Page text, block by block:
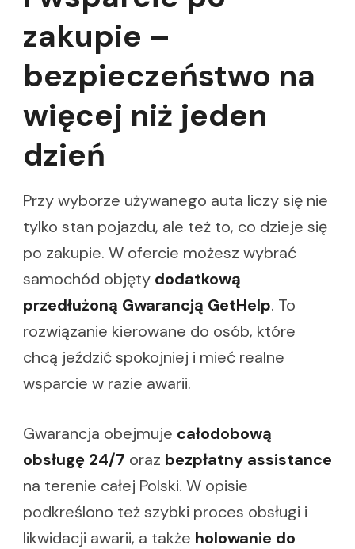
zakupie –
bezpieczeństwo na
więcej niż jeden
dzień
Przy wyborze używanego auta liczy się nie
tylko stan pojazdu, ale też to, co dzieje się
po zakupie. W ofercie możesz wybrać
samochód objęty dodatkową
przedłużoną Gwarancją GetHelp. To
rozwiązanie kierowane do osób, które
chcą jeździć spokojniej i mieć realne
wsparcie w razie awarii.
Gwarancja obejmuje całodobową
obsługę 24/7 oraz bezpłatny assistance
na terenie całej Polski. W opisie
podkreślono też szybki proces obsługi i
likwidacji awarii, a także holowanie do